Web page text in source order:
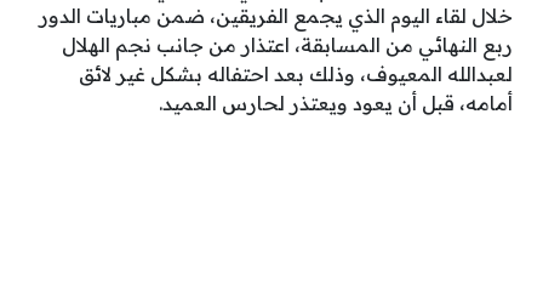
خلال لقاء اليوم الذي يجمع الفريقين، ضمن مباريات الدور
ربع النهائي من المسابقة، اعتذار من جانب نجم الهلال
لعبدالله المعيوف، وذلك بعد احتفاله بشكل غير لائق
أمامه، قبل أن يعود ويعتذر لحارس العميد.